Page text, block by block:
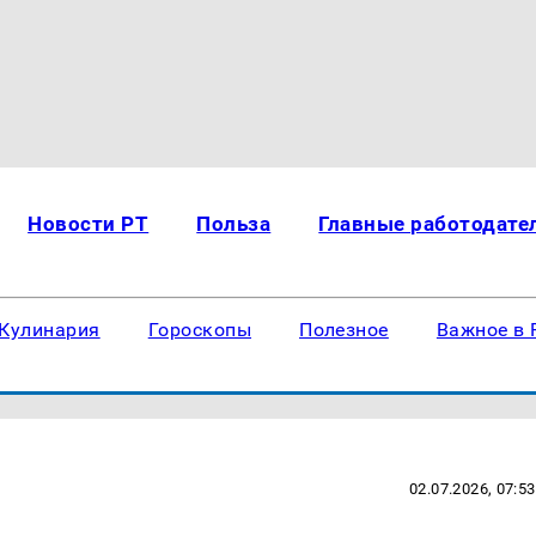
Новости РТ Польза Главные
Гороскопы Полезное Важное в
02.07.2026, 07:53